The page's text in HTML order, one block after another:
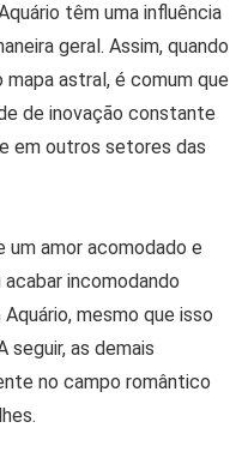
têm uma influência
geral. Assim, quando
mapa astral, é comum que
de inovação constante
em outros setores das
um amor acomodado e
incomodando
mesmo que isso
seguir, as demais
no campo romântico